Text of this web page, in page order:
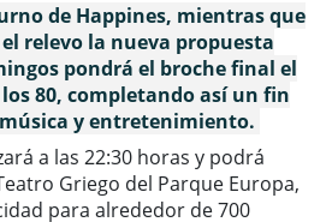
de Happines, mientras que
relevo la nueva propuesta
pondrá el broche final el
80, completando así un fin
y entretenimiento.
a las 22:30 horas y podrá
Griego del Parque Europa,
para alrededor de 700